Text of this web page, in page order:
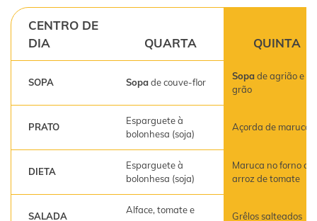
CENTRO DE
DIA
QUARTA QUINTA
SOPA Sopade couve-flor
Sopade agrião e
grão
PRATO
Esparguete à
bolonhesa (soja)
Açorda de maruca
DIETA
Esparguete à
bolonhesa (soja)
Maruca no forno
arroz de tomate
SALADA
Alface, tomate e
Grêlos salteados